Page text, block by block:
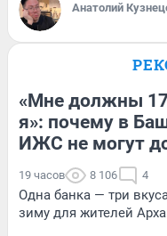
Анатолий
«Мне должны
я»: почему в
ИЖС не могут
19 часов 8 106 4
Одна банка — три
зиму для жителей